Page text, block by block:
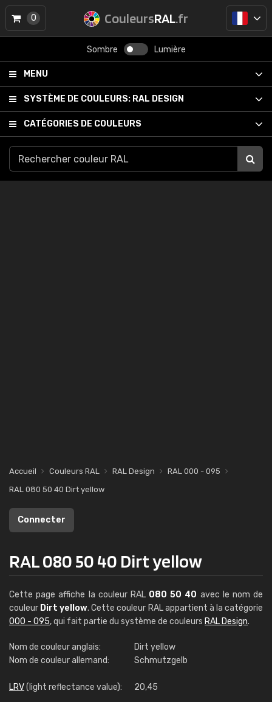
CouleursRAL.fr
Sombre Lumière
MENU
SYSTÈME DE COULEURS: RAL DESIGN
CATÉGORIES DE COULEURS
0
Accueil Couleurs RAL RAL Design
RAL 000 - 095
RAL 080 50 40 Dirt yellow
Connecter
RAL 080 50 40 Dirt yellow
Cette page affiche la couleur RAL 080 50 40 avec le nom de
couleur Dirt yellow. Cette couleur RAL appartient à la catégorie
000 - 095, qui fait partie du système de couleurs RAL Design.
Nom de couleur anglais:
Dirt yellow
Nom de couleur allemand:
Schmutzgelb
LRV(light reflectance value): 20,45